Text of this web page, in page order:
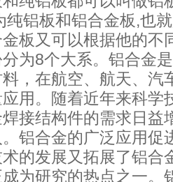
纯铝板和铝合金板,也
板又可以根据他的不
为8个大系。铝合金
，在航空、航天、汽
用。随着近年来科学
接结构件的需求日益
铝合金的广泛应用促
的发展又拓展了铝合
为研究的热点之一。